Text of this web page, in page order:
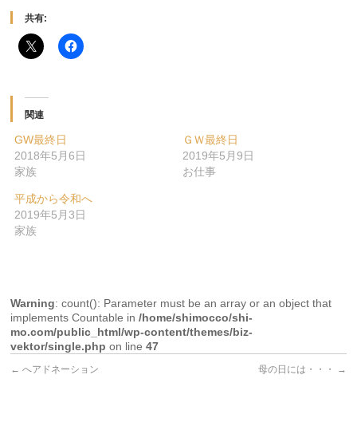
共有:
関連
GW最終日
2018年5月6日
家族
ＧＷ最終日
2019年5月9日
お仕事
平成から令和へ
2019年5月3日
家族
Warning: count(): Parameter must be an array or an object that
implements Countable in/home/shimocco/shi-
mo.com/public_html/wp-content/themes/biz-
vektor/single.php on line47
← へアドネーション 母の日には・・・ →